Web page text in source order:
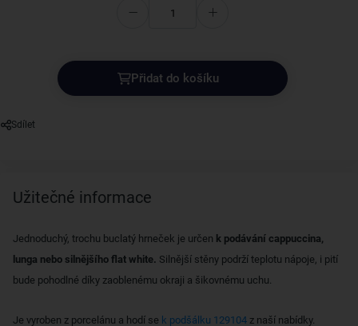
Přidat do košíku
Sdílet
Užitečné informace
Jednoduchý, trochu buclatý hrneček je určen k podávání cappuccina,
lunga nebo silnějšího flat white. Silnější stěny podrží teplotu nápoje, i pití
bude pohodlné díky zaoblenému okraji a šikovnému uchu.
Je vyroben z porcelánu a hodí se k podšálku 129104 z naší nabídky.